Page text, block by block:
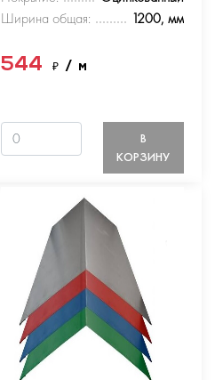
Ширина общая:
1200, мм
544 ₽ / м
В
КОРЗИНУ